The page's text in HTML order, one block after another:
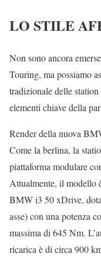
LO STILE
Non sono ancora
Touring, ma possiamo
tradizionale delle
elementi chiave della
Render della nuova
Come la berlina, la
piattaforma modulare
Attualmente, il modello
BMW i3 50 xDrive,
asse) con una potenza
massima di 645 Nm.
ricarica è di circa 900